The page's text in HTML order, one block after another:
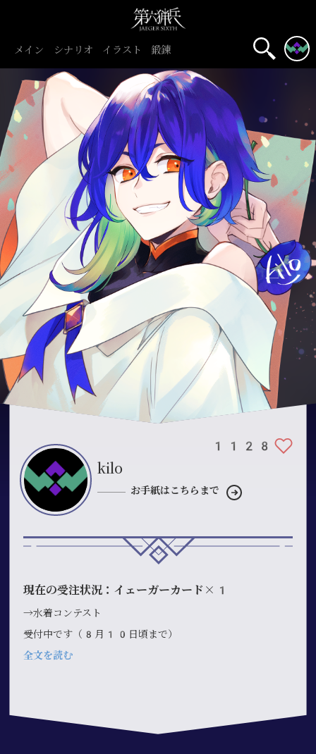
メイン シナリオ イラスト 鍛錬
名前表示
1128
kilo
お手紙はこちらまで
現在の受注状況：イェーガーカード×1
→水着コンテスト
受付中です（8月10日頃まで）
全文を読む